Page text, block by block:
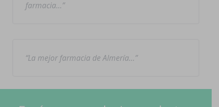
farmacia…
La mejor farmacia de Almería…